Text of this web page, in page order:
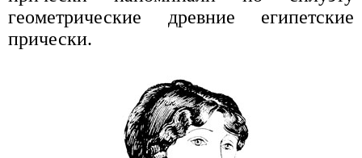
геометрические древние египетские
прически.